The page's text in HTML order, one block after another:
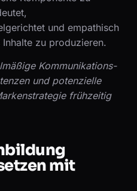
und empathisch
zu produzieren.
Kommunikations-
und potenzielle
frühzeitig
mit